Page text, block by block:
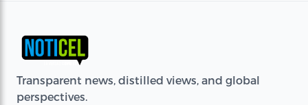
Transparent news, distilled views, and global
perspectives.